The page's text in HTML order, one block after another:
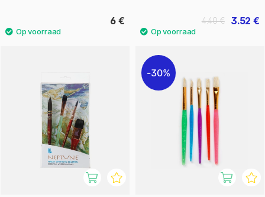
6 € 3.52 €
4.40 €
30%